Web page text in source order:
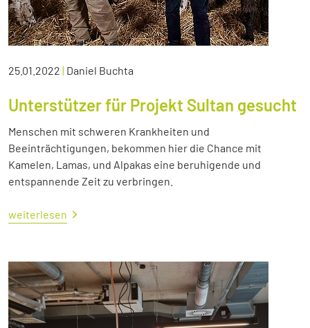
25.01.2022 | Daniel Buchta
Unterstützer für Projekt Sultan gesucht
Menschen mit schweren Krankheiten und
Beeinträchtigungen, bekommen hier die Chance mit
Kamelen, Lamas, und Alpakas eine beruhigende und
entspannende Zeit zu verbringen.
weiterlesen